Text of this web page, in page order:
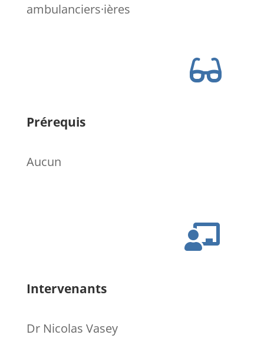
ambulanciers·ières

Prérequis
Aucun

Intervenants
Dr Nicolas Vasey